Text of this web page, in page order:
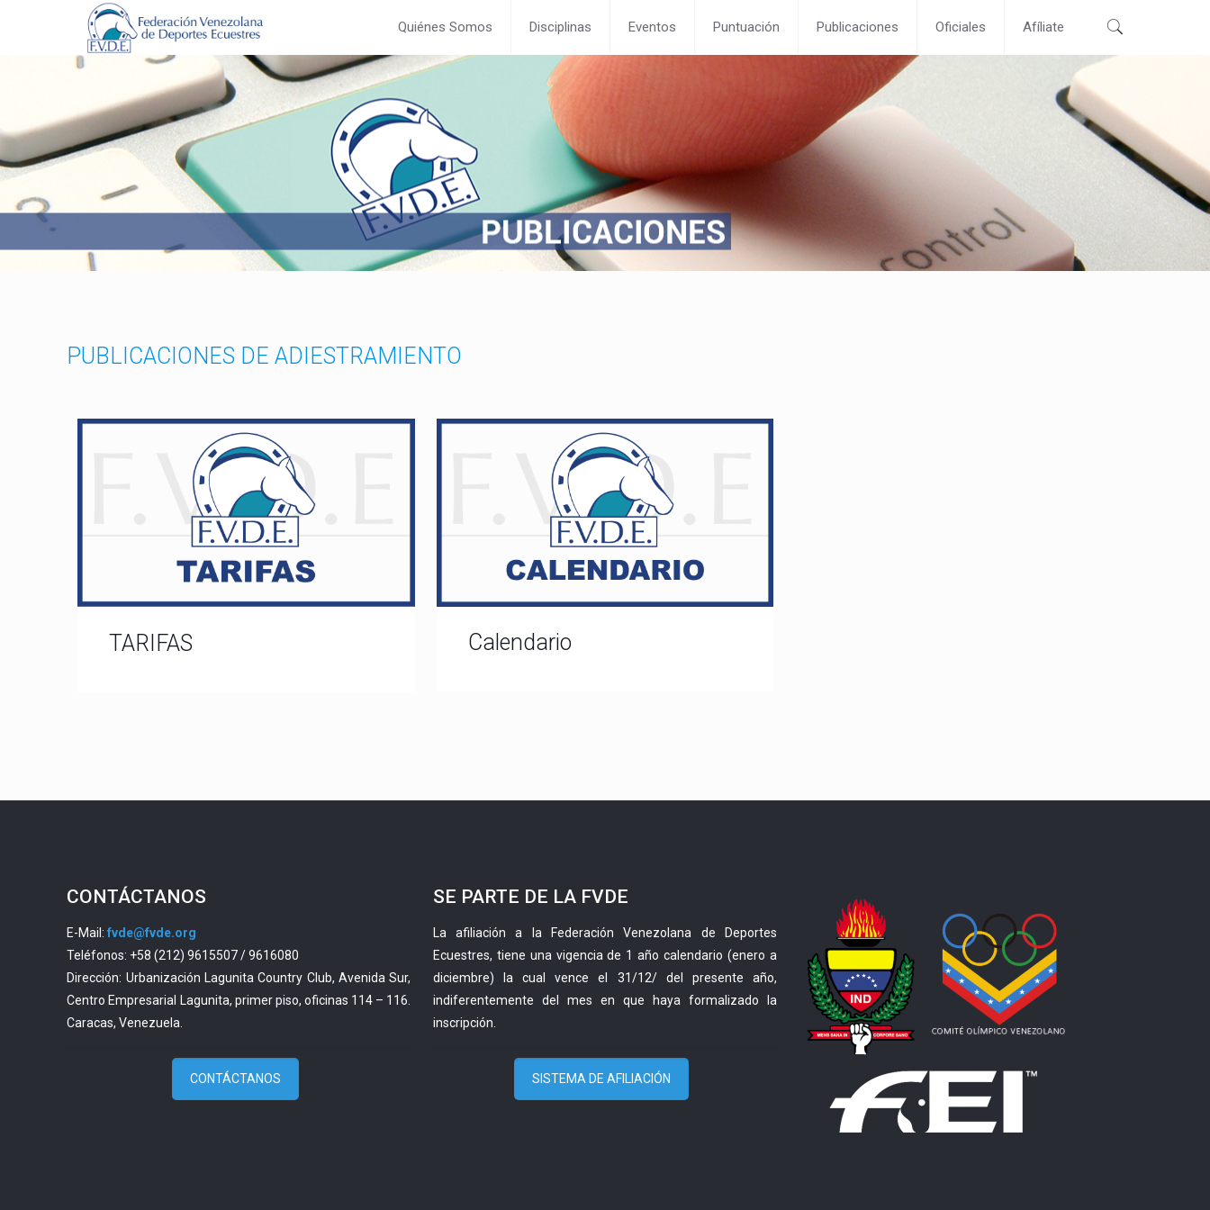
Quiénes Somos Disciplinas Eventos Puntuación Publicaciones Oficiales Afíliate
PUBLICACIONES DE ADIESTRAMIENTO
TARIFAS Calendario
CONTÁCTANOS
E-Mail:fvde@fvde.org
Teléfonos: +58 (212) 9615507 / 9616080
Dirección: Urbanización Lagunita Country Club, Avenida Sur,
Centro Empresarial Lagunita, primer piso, oficinas 114 – 116.
Caracas, Venezuela.
CONTÁCTANOS
SE PARTE DE LA FVDE
La afiliación a la Federación Venezolana de Deportes
Ecuestres, tiene una vigencia de 1 año calendario (enero a
diciembre) la cual vence el 31/12/ del presente año,
indiferentemente del mes en que haya formalizado la
inscripción.
SISTEMA DE AFILIACIÓN